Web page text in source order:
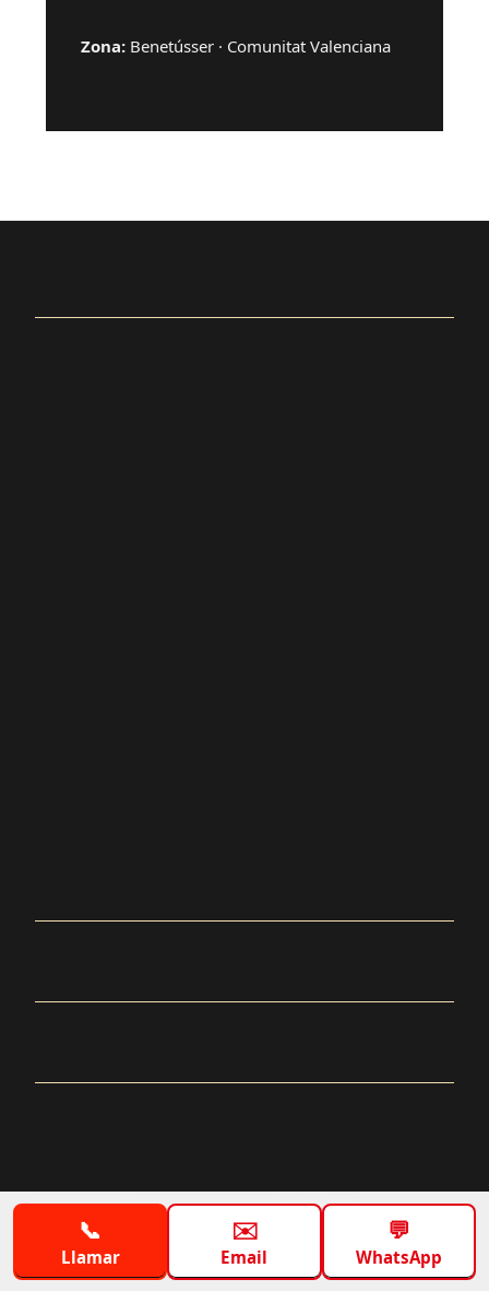
Zona: Benetússer · Comunitat Valenciana
📞
Llamar
✉️
Email
💬
WhatsApp
Aviso legal Funciona gracias a WordPress